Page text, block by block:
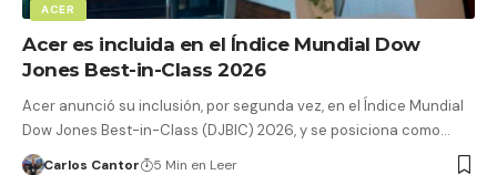
ACER
Acer es incluida en el Índice Mundial Dow
Jones Best-in-Class 2026
Acer anunció su inclusión, por segunda vez, en el Índice Mundial
Dow Jones Best-in-Class (DJBIC) 2026, y se posiciona como…
Carlos Cantor 5 Min en Leer